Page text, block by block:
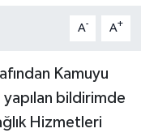
A- A+
Kamuyu
yapılan bildirimde
Hizmetleri